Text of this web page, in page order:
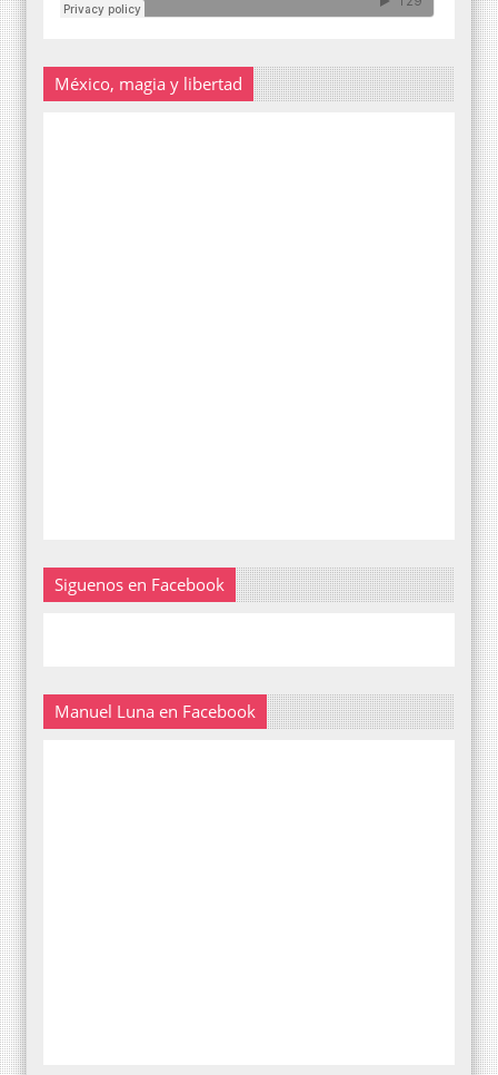
México, magia y libertad
Siguenos en Facebook
Manuel Luna en Facebook